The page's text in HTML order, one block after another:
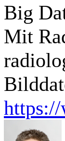
Big
Mit